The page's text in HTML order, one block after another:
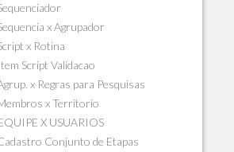
x Agrupador
x Rotina
Script Validacao
x Regras para Pesquisas
x Territorio
X USUARIOS
Conjunto de Etapas